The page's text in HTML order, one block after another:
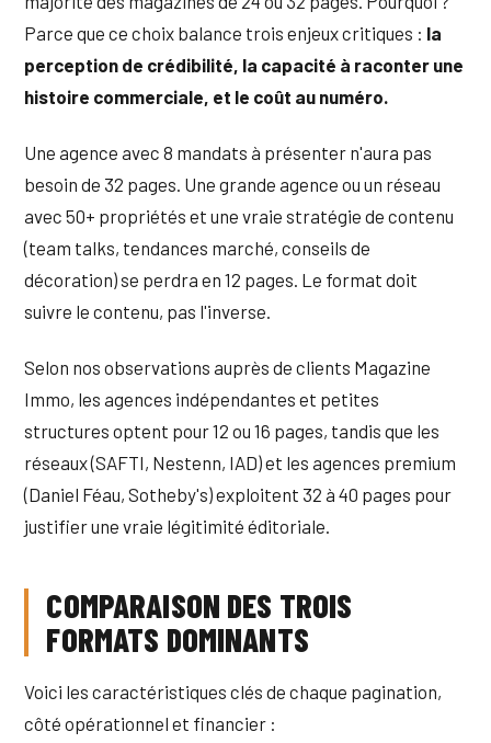
Parce que ce choix balance trois enjeux critiques : la
perception de crédibilité, la capacité à raconter une
histoire commerciale, et le coût au numéro.
Une agence avec 8 mandats à présenter n'aura pas
besoin de 32 pages. Une grande agence ou un réseau
avec 50+ propriétés et une vraie stratégie de contenu
(team talks, tendances marché, conseils de
décoration) se perdra en 12 pages. Le format doit
suivre le contenu, pas l'inverse.
Selon nos observations auprès de clients Magazine
Immo, les agences indépendantes et petites
structures optent pour 12 ou 16 pages, tandis que les
réseaux (SAFTI, Nestenn, IAD) et les agences premium
(Daniel Féau, Sotheby's) exploitent 32 à 40 pages pour
justifier une vraie légitimité éditoriale.
COMPARAISON DES TROIS
FORMATS DOMINANTS
Voici les caractéristiques clés de chaque pagination,
côté opérationnel et financier :